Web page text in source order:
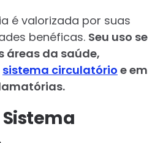
é valorizada por suas
benéficas. Seu uso se
áreas da saúde,
sistema circulatório e em